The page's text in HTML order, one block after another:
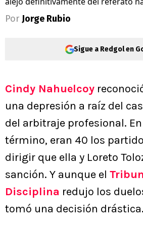
Por Jorge Rubio
Sigue a Redgol en
Cindy Nahuelcoy
una depresión a raíz del
del arbitraje profesional.
término, eran 40 los
dirigir que ella y Loreto
sanción. Y aunque el
Disciplina redujo los
tomó una decisión drástica.